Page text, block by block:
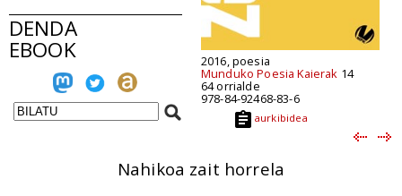
DENDA
EBOOK 2016, poesia
Munduko Poesia Kaierak 14
64 orrialde
978-84-92468-83-6
aurkibidea
Nahikoa zait horrela